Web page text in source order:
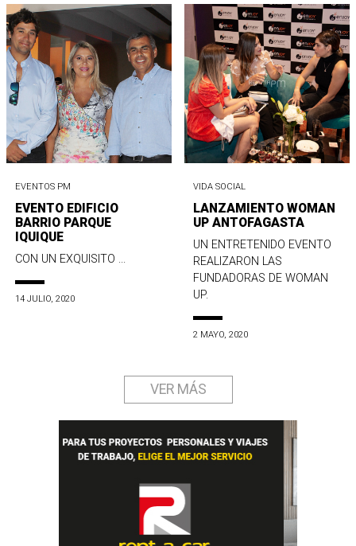
EVENTOS PM
EVENTO EDIFICIO
BARRIO PARQUE
IQUIQUE
CON UN EXQUISITO ...
14 JULIO, 2020
VIDA SOCIAL
LANZAMIENTO WOMAN
UP ANTOFAGASTA
UN ENTRETENIDO EVENTO
REALIZARON LAS
FUNDADORAS DE WOMAN
UP.
2 MAYO, 2020
VER MÁS